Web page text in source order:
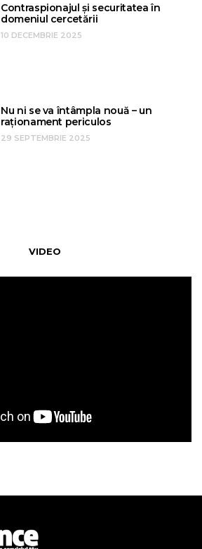
Contraspionajul și securitatea în
domeniul cercetării
10 DECEMBRIE 2025
Nu ni se va întâmpla nouă – un
raționament periculos
29 SEPTEMBRIE 2025
VIDEO